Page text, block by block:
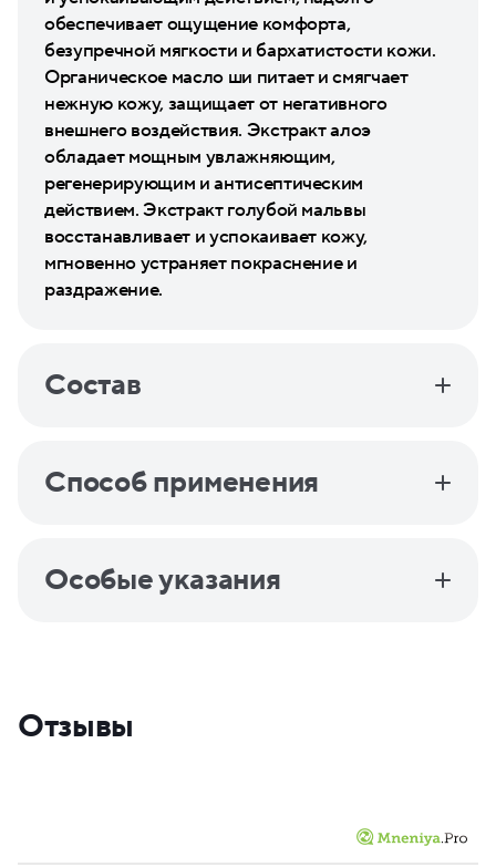
обеспечивает ощущение комфорта,
безупречной мягкости и бархатистости кожи.
Органическое масло ши питает и смягчает
нежную кожу, защищает от негативного
внешнего воздействия. Экстракт алоэ
обладает мощным увлажняющим,
регенерирующим и антисептическим
действием. Экстракт голубой мальвы
восстанавливает и успокаивает кожу,
мгновенно устраняет покраснение и
раздражение.
Состав
Способ применения
Особые указания
Отзывы